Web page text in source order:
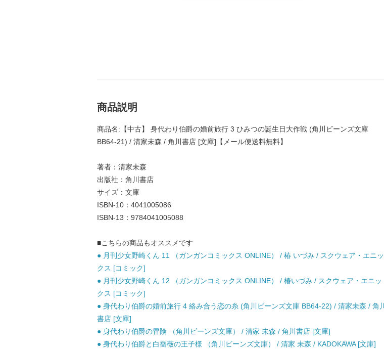
商品説明
商品名:【中古】 身代わり伯爵の婚前旅行 3 ひみつの誕生日大作戦 (角川ビーンズ文庫
BB64-21) / 清家未森 / 角川書店 [文庫]【メール便送料無料】
著者：清家未森
出版社：角川書店
サイズ：文庫
ISBN-10：4041005086
ISBN-13：9784041005088
■こちらの商品もオススメです
● 月刊少女野崎くん 11 （ガンガンコミックス ONLINE） / 椿 いづみ / スクウェア・エニッ
クス [コミック]
● 月刊少女野崎くん 12 （ガンガンコミックス ONLINE） / 椿いづみ / スクウェア・エニッ
クス [コミック]
● 身代わり伯爵の婚前旅行 4 絡み合う恋の糸 (角川ビーンズ文庫 BB64-22) / 清家未森 / 角川
書店 [文庫]
● 身代わり伯爵の冒険 （角川ビーンズ文庫） / 清家 未森 / 角川書店 [文庫]
● 身代わり伯爵と白薔薇の王子様 （角川ビーンズ文庫） / 清家 未森 / KADOKAWA [文庫]